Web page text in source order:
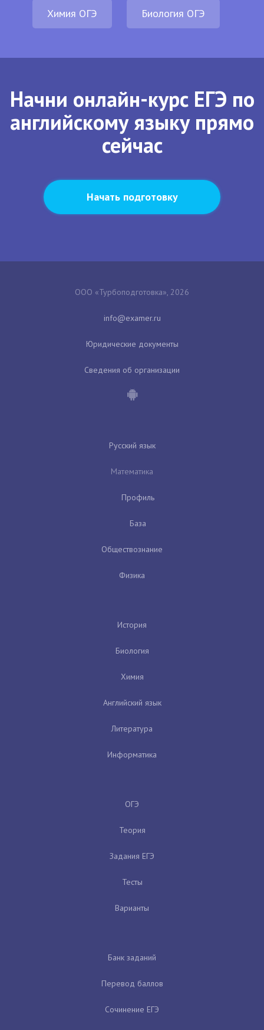
Химия ОГЭ Биология ОГЭ
Начни онлайн-курс ЕГЭ по
английскому языку прямо
сейчас
Начать подготовку
ООО «Турбоподготовка», 2026
Юридические документы
Сведения об организации
Русский язык
Математика
Профиль
База
Обществознание
Физика
История
Биология
Химия
Английский язык
Литература
Информатика
ОГЭ
Теория
Задания ЕГЭ
Тесты
Варианты
Банк заданий
Перевод баллов
Сочинение ЕГЭ